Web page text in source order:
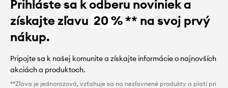
Prihláste sa k odberu noviniek a
získajte zľavu 20 %** na svoj prvý
nákup.
Pripojte sa k našej komunite a získajte informácie o najnovších
akciách a produktoch.
**Zľava je jednorazová, vzťahuje sa na nezľavnené produkty a platí pri